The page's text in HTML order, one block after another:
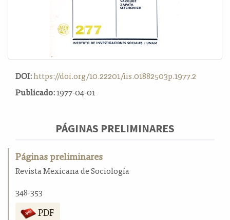
c
i
p
r
r
a
l
a
t
DOI:https://doi.org/10.22201/iis.01882503p.1977.2
Publicado:1977-04-01
PÁGINAS PRELIMINARES
Páginas preliminares
Revista Mexicana de Sociología
348-353
PDF